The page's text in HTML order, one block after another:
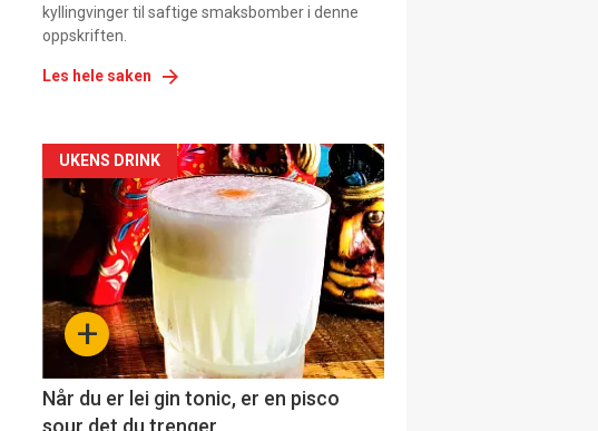
kyllingvinger til saftige smaksbomber i denne
oppskriften.
Les hele saken
Artikler
detail
section
11
Dagens
+
UKENS DRINK
Når du er lei gin tonic, er en pisco
sour det du trenger